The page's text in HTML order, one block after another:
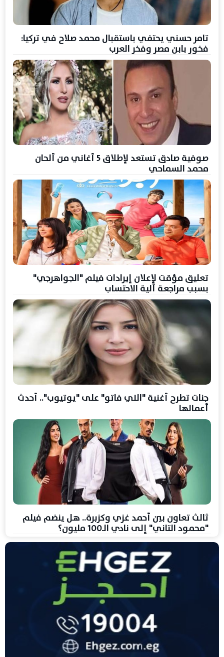
تامر حسني يحتفي باستقبال محمد صلاح في تركيا:
فخور بابن مصر وفخر العرب
صوفية صادق تستعد لإطلاق 5 أغاني من ألحان
محمد السماحي
تعليق مؤقت لإعلان إيرادات فيلم "الجواهرجي"
بسبب مراجعة آلية الاحتساب
جنات تطرح أغنية "اللي فاتو" على "يوتيوب".. أحدث
أعمالها
ثالث تعاون بين أحمد غزي وكزبرة.. هل ينضم فيلم
"محمود التاني" إلى نادي الـ100 مليون؟